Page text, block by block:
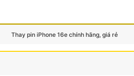
Thay pin iPhone 16e chính hãng, giá rẻ